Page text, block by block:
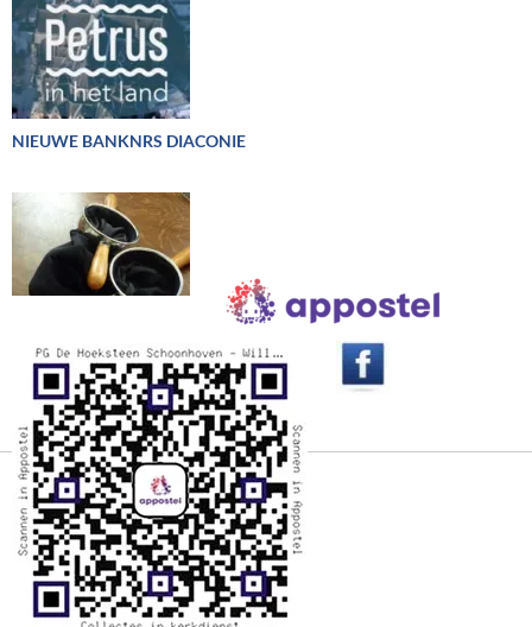
NIEUWE BANKNRS DIACONIE